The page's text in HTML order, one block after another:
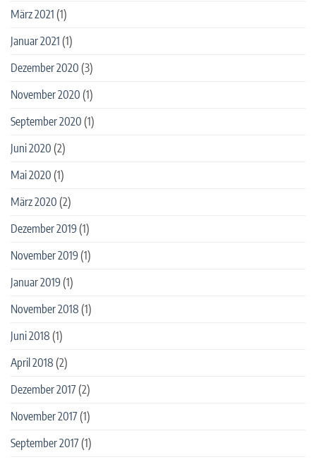
März 2021 (1)
Januar 2021 (1)
Dezember 2020 (3)
November 2020 (1)
September 2020 (1)
Juni 2020 (2)
Mai 2020 (1)
März 2020 (2)
Dezember 2019(1)
November 2019(1)
Januar 2019(1)
November 2018 (1)
Juni 2018 (1)
April 2018 (2)
Dezember 2017(2)
November 2017(1)
September 2017(1)